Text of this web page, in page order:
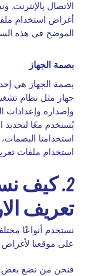
الاتصال
أغراض استخدام
الموضح في هذه
بصمة الجهاز
بصمة الجهاز هي
جهاز مثل نظام
وإصداره وإعدادات
يُستخدم معًا لتحديد
استخدامنا
استخدام ملفات
2. كيف
تعريف
نستخدم أنواعًا
على موقعنا
فنحن من نضع بعض